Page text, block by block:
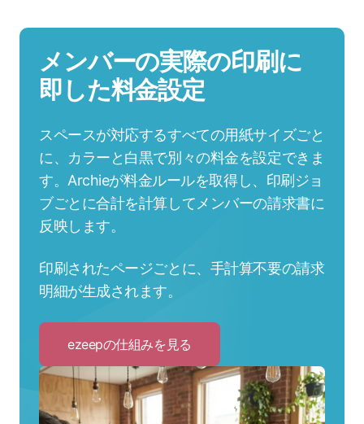
メンバーの実際の印刷に
即した料金設定
スペースが対応するすべての用紙サイズごと
に、カラーと白黒で別々の料金を設定できま
す。Archieが料金ルールを取得し、印刷ジョ
ブごとに合計を計算してメンバーの請求書に
反映します。
印刷されたページごとに、手計算不要の請求
明細が生成されます。
ezeepの仕組みを見る
to
ezeep